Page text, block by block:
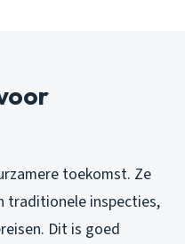
toekomst. Ze
traditionele inspecties,
Dit is goed